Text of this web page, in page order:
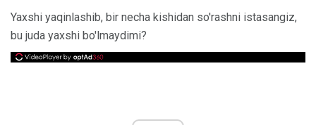
Yaxshi yaqinlashib, bir necha kishidan so'rashni istasangiz,
bu juda yaxshi bo'lmaydimi?